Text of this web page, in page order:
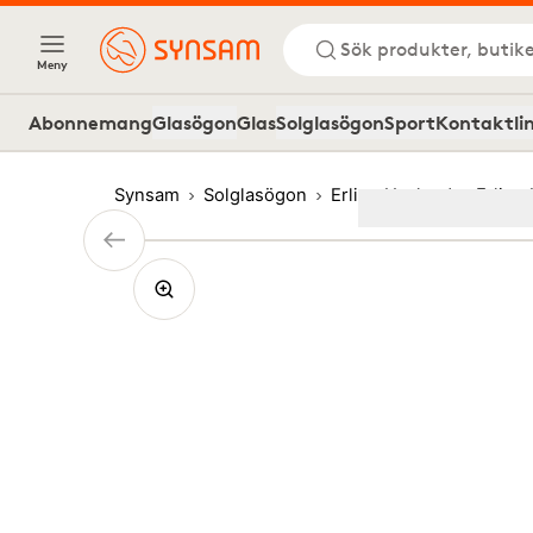
Meny
Sök produkter,
AbonnemangGlasögonGlasSolglasögonSport
Synsam Solglasögon Erling Haaland Erling